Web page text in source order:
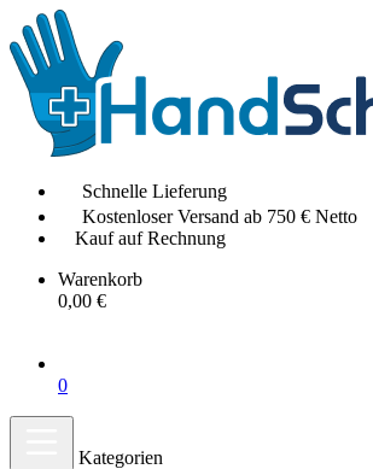
Schnelle Lieferung
Kostenloser Versand ab 750 € Netto
Kauf auf Rechnung
Warenkorb
0,00 €
0
Kategorien